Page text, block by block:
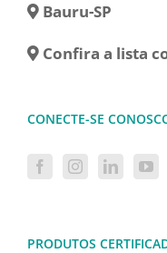
Bauru-SP
Confira a lista
CONECTE-SE
PRODUTOS